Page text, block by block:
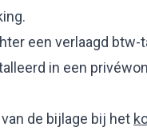
een verlaagd
in een
de bijlage bij het